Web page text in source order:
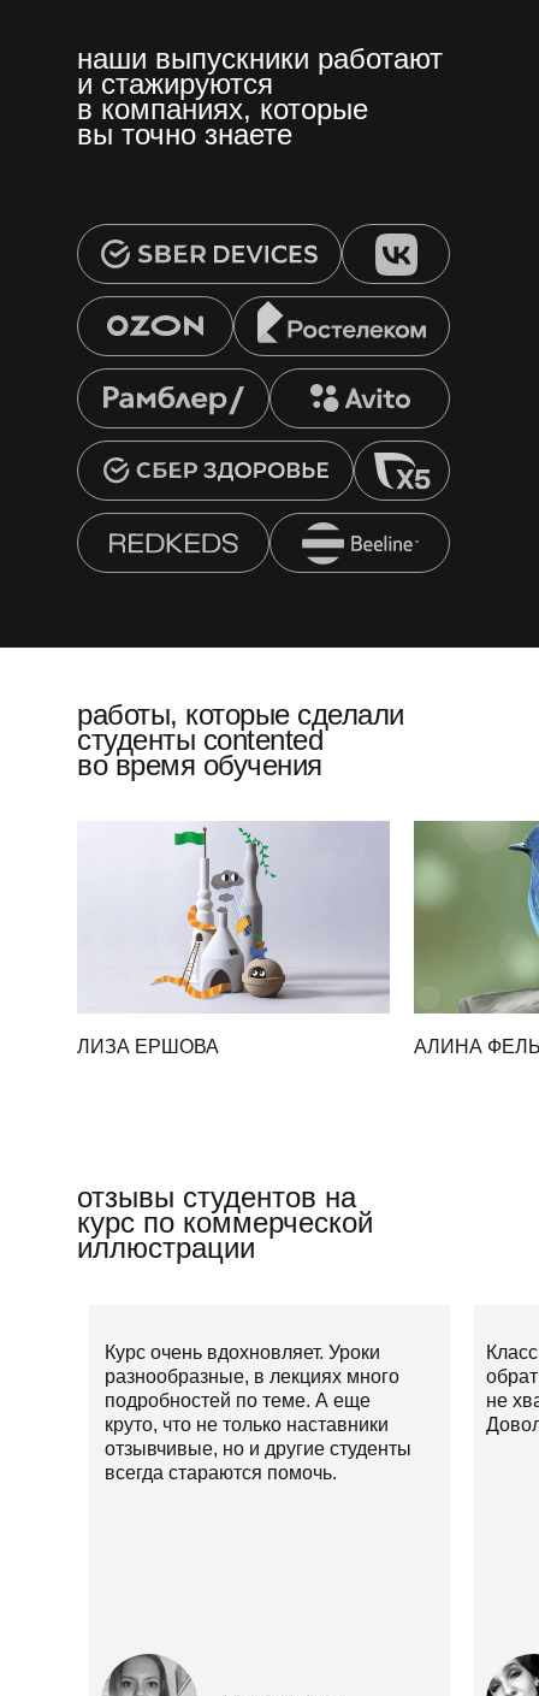
наши выпускники работают
и стажируются
в компаниях, которые
вы точно знаете
работы, которые сделали
студенты contented
во время обучения
ЛИЗА ЕРШОВА АЛИНА
отзывы студентов на
курс по коммерческой
иллюстрации
Курс очень вдохновляет. Уроки
разнообразные, в лекциях много
подробностей по теме. А еще
круто, что не только наставники
отзывчивые, но и другие студенты
всегда стараются помочь.
не